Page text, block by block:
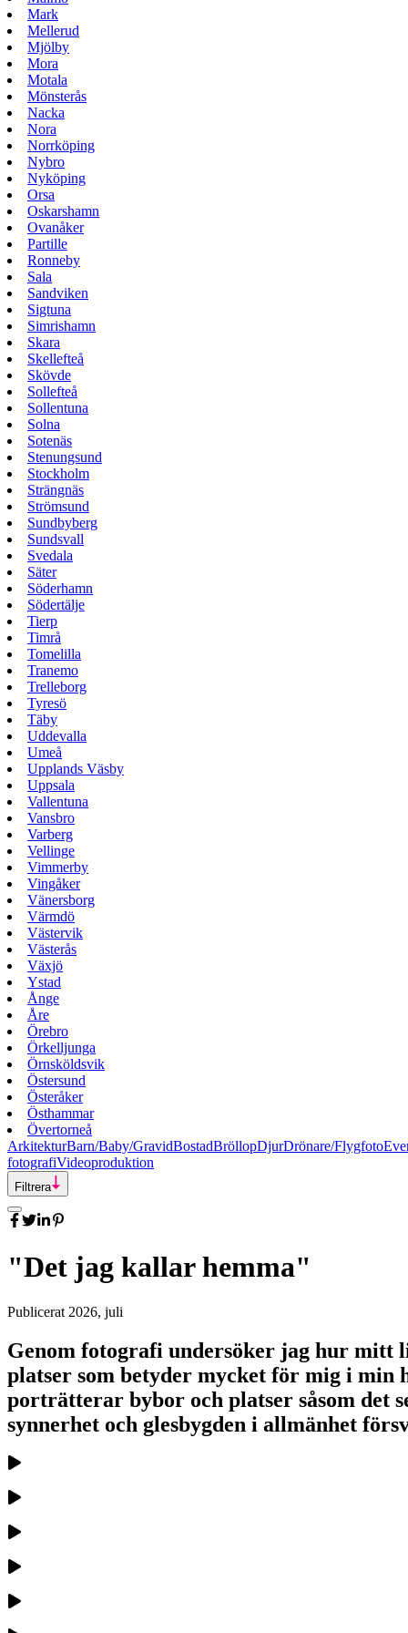
Mark
Mellerud
Mjölby
Mora
Motala
Mönsterås
Nacka
Nora
Norrköping
Nybro
Nyköping
Orsa
Oskarshamn
Ovanåker
Partille
Ronneby
Sala
Sandviken
Sigtuna
Simrishamn
Skara
Skellefteå
Skövde
Sollefteå
Sollentuna
Solna
Sotenäs
Stenungsund
Stockholm
Strängnäs
Strömsund
Sundbyberg
Sundsvall
Svedala
Säter
Söderhamn
Södertälje
Tierp
Timrå
Tomelilla
Tranemo
Trelleborg
Tyresö
Täby
Uddevalla
Umeå
Upplands Väsby
Uppsala
Vallentuna
Vansbro
Varberg
Vellinge
Vimmerby
Vingåker
Vänersborg
Värmdö
Västervik
Västerås
Växjö
Ystad
Ånge
Åre
Örebro
Örkelljunga
Örnsköldsvik
Östersund
Österåker
Östhammar
Övertorneå
ArkitekturBarn/Baby/GravidBostadBröllopDjurDrönare/Flygfoto
fotografiVideoproduktion
Filtrera
"Det jag kallar hemma"
Publicerat 2026, juli
Genom fotografi undersöker jag hur mitt
platser som betyder mycket för mig i min
porträtterar bybor och platser såsom det
synnerhet och glesbygden i allmänhet